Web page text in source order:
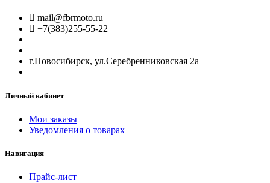
mail@fbrmoto.ru
+7(383)255-55-22
г.Новосибирск, ул.Серебренниковская 2а
Личный кабинет
Мои заказы
Уведомления о товарах
Навигация
Прайс-лист